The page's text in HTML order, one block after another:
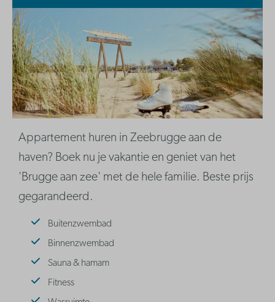
Appartement huren in Zeebrugge aan de
haven? Boek nu je vakantie en geniet van het
'Brugge aan zee' met de hele familie. Beste prijs
gegarandeerd.
Buitenzwembad
Binnenzwembad
Sauna & hamam
Fitness